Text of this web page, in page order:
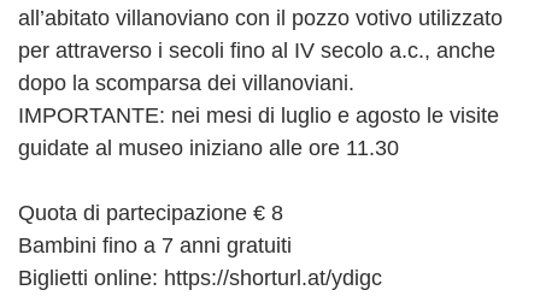
all’abitato villanoviano con il pozzo votivo utilizzato
per attraverso i secoli fino al IV secolo a.c., anche
dopo la scomparsa dei villanoviani.
IMPORTANTE: nei mesi di luglio e agosto le visite
guidate al museo iniziano alle ore 11.30
Quota di partecipazione € 8
Bambini fino a 7 anni gratuiti
Biglietti online: https://shorturl.at/ydigc